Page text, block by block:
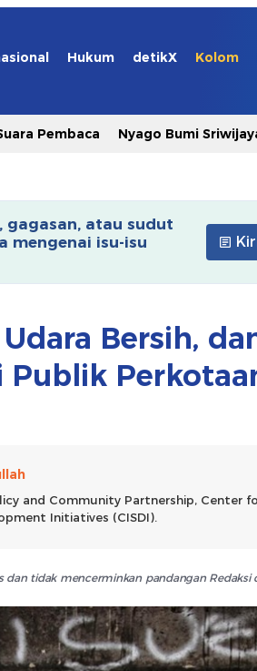
Hukum detikX Kolom
Pembaca Nyago Bumi
gagasan, atau sudut
mengenai isu-isu
Bersih,
Publik
and Community Partnership, Center
Initiatives (CISDI).
tidak mencerminkan pandangan Redaksi